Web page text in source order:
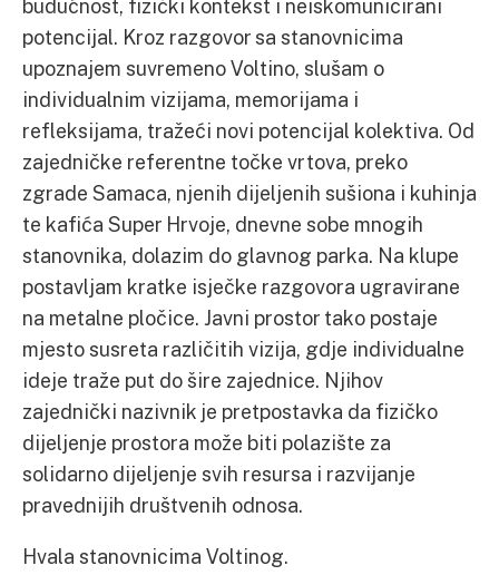
budućnost, fizički kontekst i neiskomunicirani
potencijal. Kroz razgovor sa stanovnicima
upoznajem suvremeno Voltino, slušam o
individualnim vizijama, memorijama i
refleksijama, tražeći novi potencijal kolektiva. Od
zajedničke referentne točke vrtova, preko
zgrade Samaca, njenih dijeljenih sušiona i kuhinja
te kafića Super Hrvoje, dnevne sobe mnogih
stanovnika, dolazim do glavnog parka. Na klupe
postavljam kratke isječke razgovora ugravirane
na metalne pločice. Javni prostor tako postaje
mjesto susreta različitih vizija, gdje individualne
ideje traže put do šire zajednice. Njihov
zajednički nazivnik je pretpostavka da fizičko
dijeljenje prostora može biti polazište za
solidarno dijeljenje svih resursa i razvijanje
pravednijih društvenih odnosa.
Hvala stanovnicima Voltinog.